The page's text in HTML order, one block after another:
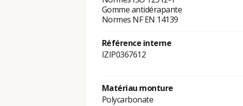
Gomme antidérapante
Normes NF EN 14139
Référence interne
IZIP0367612
Matériau monture
Polycarbonate